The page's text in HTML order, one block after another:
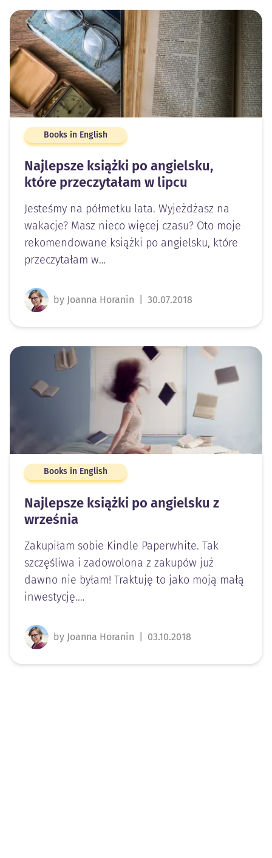
Books in English
Najlepsze książki po angielsku,
które przeczytałam w lipcu
Jesteśmy na półmetku lata. Wyjeżdżasz na
wakacje? Masz nieco więcej czasu? Oto moje
rekomendowane książki po angielsku, które
przeczytałam w…
by Joanna Horanin 30.07.2018
Books in English
Najlepsze książki po angielsku z
września
Zakupiłam sobie Kindle Paperwhite. Tak
szczęśliwa i zadowolona z zakupów już
dawno nie byłam! Traktuję to jako moją małą
inwestycję.…
by Joanna Horanin 03.10.2018